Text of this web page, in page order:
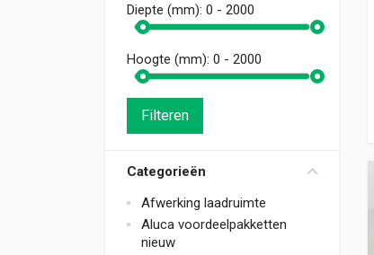
Diepte (mm): 0 - 2000
Hoogte (mm): 0 - 2000
Filteren
Categorieën
Afwerking laadruimte
Aluca voordeelpakketten
nieuw